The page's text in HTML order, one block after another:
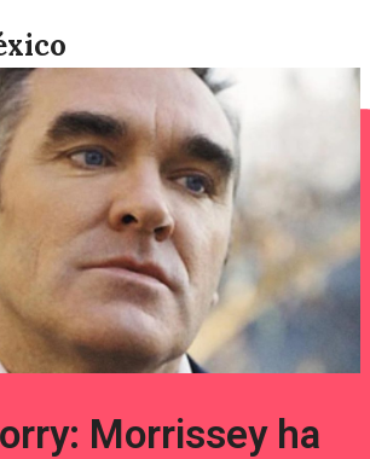
Morrissey ha